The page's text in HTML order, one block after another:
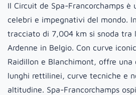
Il Circuit de Spa-Francorchamps è
celebri e impegnativi del mondo.
tracciato di 7,004 km si snoda tra
Ardenne in Belgio. Con curve
Raidillon e Blanchimont, offre una
lunghi rettilinei, curve tecniche e
altitudine. Spa-Francorchamps